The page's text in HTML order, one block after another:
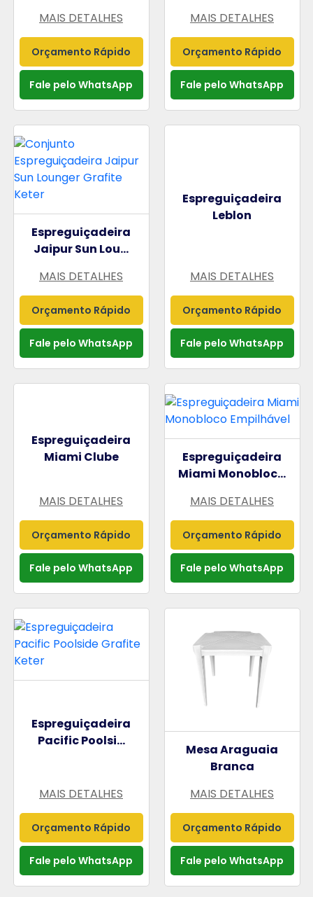
MAIS DETALHES
Orçamento Rápido
Fale pelo WhatsApp
MAIS DETALHES
Orçamento Rápido
Fale pelo WhatsApp
Espreguiçadeira
Jaipur Sun Lou...
MAIS DETALHES
Orçamento Rápido
Fale pelo WhatsApp
Espreguiçadeira
Leblon
MAIS DETALHES
Orçamento Rápido
Fale pelo WhatsApp
Espreguiçadeira
Miami Clube
MAIS DETALHES
Orçamento Rápido
Fale pelo WhatsApp
Espreguiçadeira
Miami Monobloc...
MAIS DETALHES
Orçamento Rápido
Fale pelo WhatsApp
Espreguiçadeira
Pacific Poolsi...
MAIS DETALHES
Orçamento Rápido
Fale pelo WhatsApp
Mesa Araguaia
Branca
MAIS DETALHES
Orçamento Rápido
Fale pelo WhatsApp